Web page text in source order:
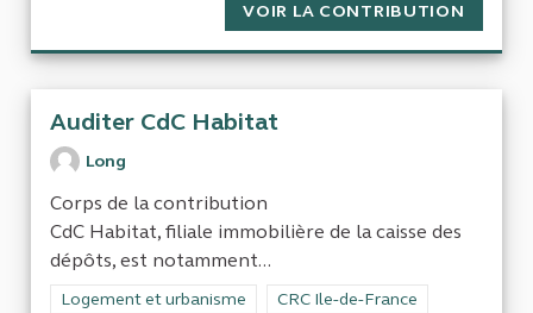
VOIR LA CONTRIBUTION
Auditer CdC Habitat
Long
Corps de la contribution
CdC Habitat, filiale immobilière de la caisse des
dépôts, est notamment...
Filtrer les résultats de la catégorie : Logement et urbanisme
Logement et urbanisme Filtrer les résultats pour le
CRC Ile-de-France